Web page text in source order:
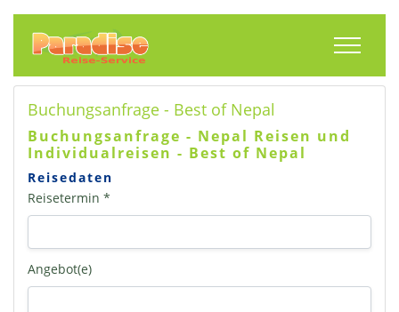
Buchungsanfrage - Best of Nepal
Buchungsanfrage - Nepal Reisen und
Individualreisen - Best of Nepal
Reisedaten
Reisetermin *
Angebot(e)